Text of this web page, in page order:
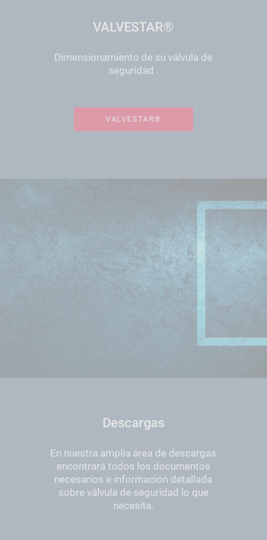
VALVESTAR®
Dimensionamiento de su válvula de
seguridad .
VALVESTAR®
Descargas
En nuestra amplia área de descargas
encontrará todos los documentos
necesarios e información detallada
sobre válvula de seguridad lo que
necesita.